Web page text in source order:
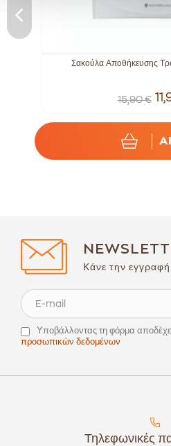
Σακούλα Αποθήκευσης
15,90 €
Κάνε την
Υποβάλλοντας τη φόρμα
προσωπικών δεδομένων
Τηλεφωνικές